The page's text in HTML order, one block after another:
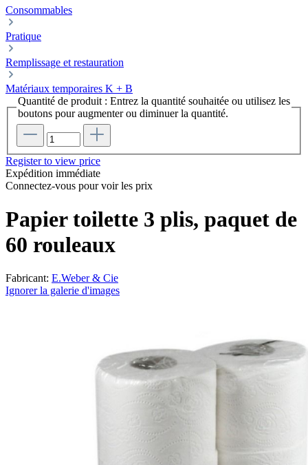
Consommables
Pratique
Remplissage et restauration
Matériaux temporaires K + B
Quantité de produit : Entrez la quantité souhaitée ou utilisez les
boutons pour augmenter ou diminuer la quantité.
Register to view price
Expédition immédiate
Connectez-vous pour voir les prix
Papier toilette 3 plis, paquet de
60 rouleaux
Fabricant: E.Weber & Cie
Ignorer la galerie d'images